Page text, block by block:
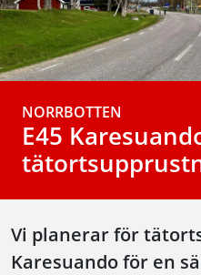
NORRBOTTEN
E45
Vi planerar för
Karesuando för en